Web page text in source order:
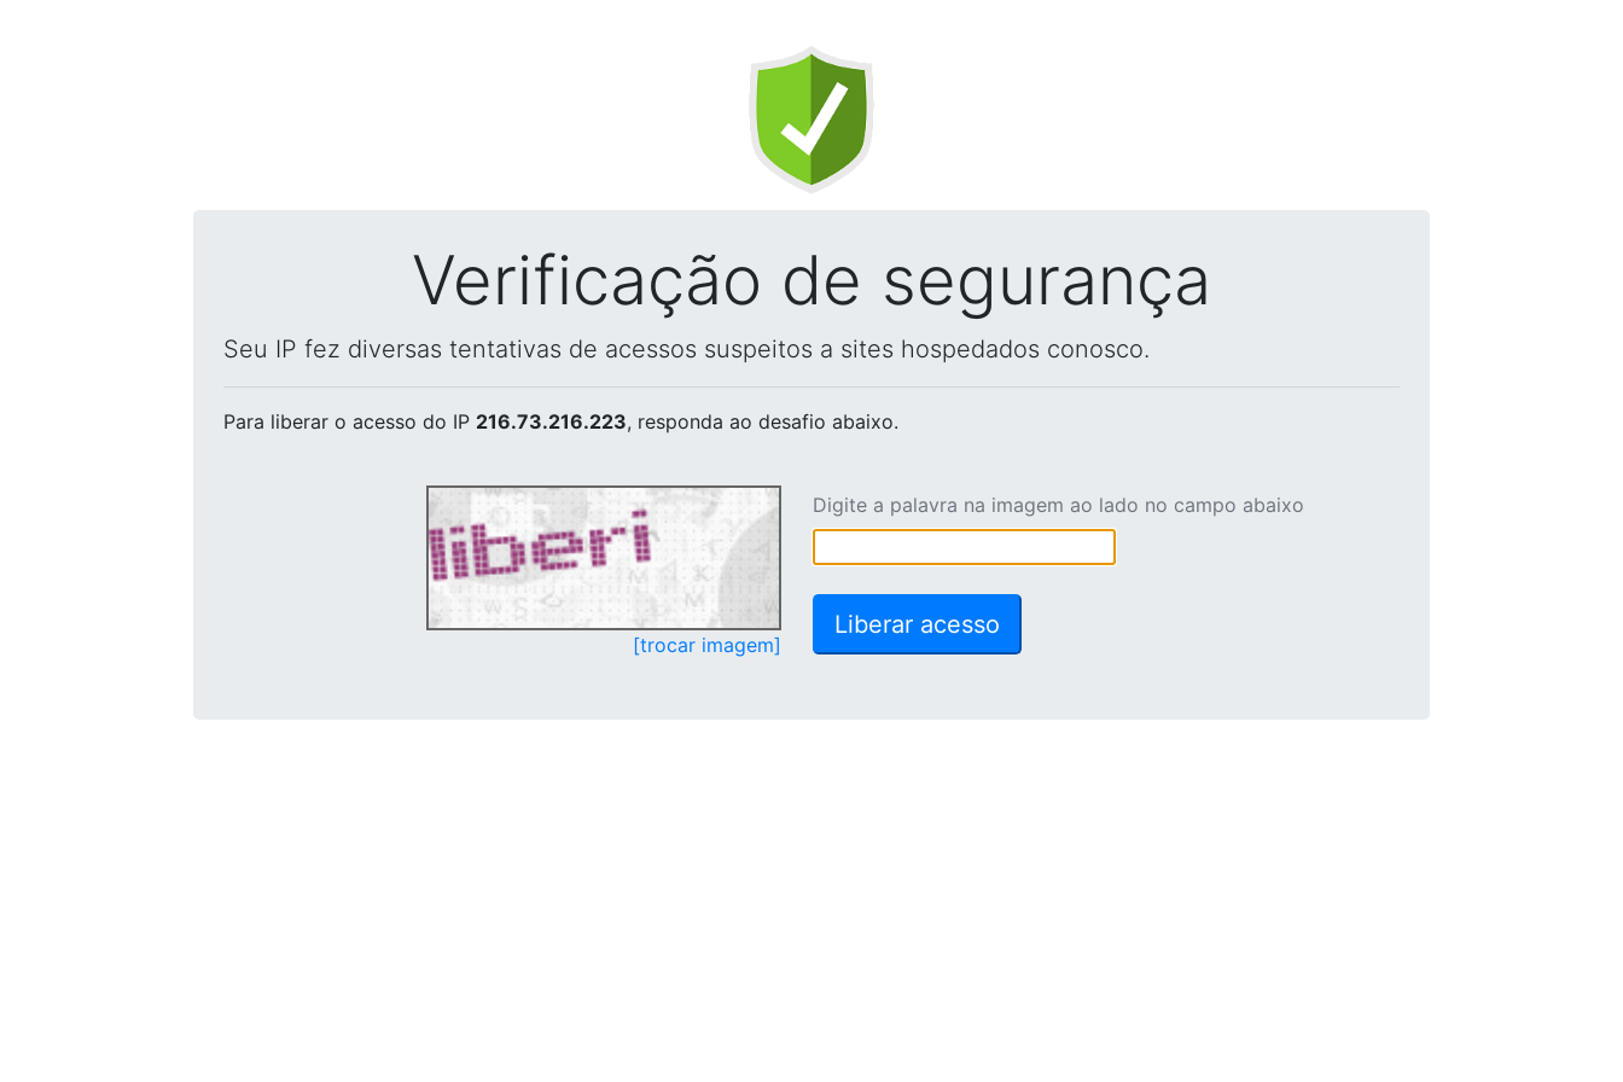
Verificação de segurança
Seu IP fez diversas tentativas de acessos suspeitos a sites hospedados conosco.
Para liberar o acesso do IP 216.73.216.223, responda ao desafio abaixo.
[trocar imagem]
Digite a palavra na imagem ao lado no campo abaixo